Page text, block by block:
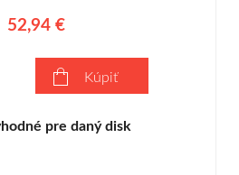
52,94 €
Kúpiť
pre daný disk